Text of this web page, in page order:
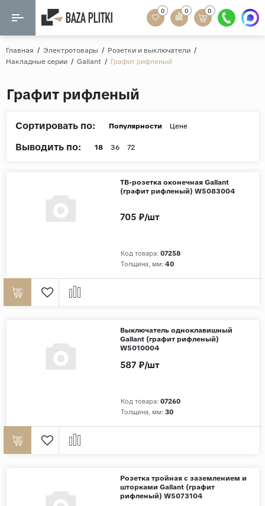
Назад Назад
57x57
Дерево
Бетон
Карвинг
Керамическая плитка
Мозаика
Кварц-винил
0 0 0
Главная / Электротовары / Розетки и выключатели /
Накладные серии / Gallant / Графит рифленый
Графит рифленый
Сортировать по: Популярности Цене
Выводить по: 18 36 72
ТВ-розетка оконечная Gallant
(графит рифленый) W5083004
Код товара: 07258
Толщина, мм: 40
705 ₽/шт
Выключатель одноклавишный
Gallant (графит рифленый)
W5010004
Код товара: 07260
Толщина, мм: 30
587 ₽/шт
Розетка тройная с заземлением и
шторками Gallant (графит
рифленый) W5073104